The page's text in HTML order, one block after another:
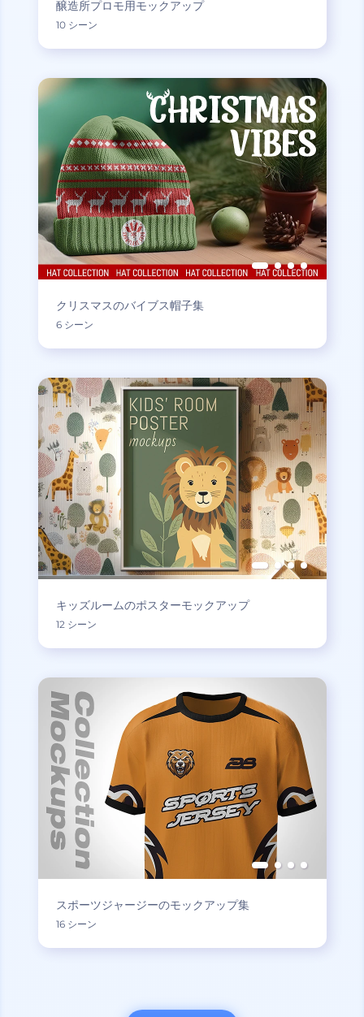
醸造所プロモ用モックアップ
10 シーン
クリスマスのバイブス帽子集
6 シーン
キッズルームのポスターモックアップ
12 シーン
スポーツジャージーのモックアップ集
16 シーン